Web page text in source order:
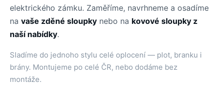
elektrického zámku. Zaměříme, navrhneme a osadíme
na vaše zděné sloupky nebo na kovové sloupky z
naší nabídky.
Sladíme do jednoho stylu celé oplocení — plot, branku i
brány. Montujeme po celé ČR, nebo dodáme bez
montáže.